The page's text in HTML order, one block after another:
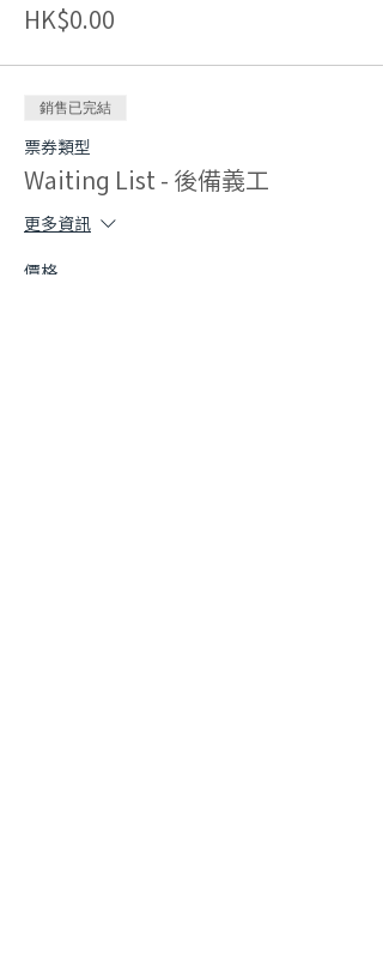
HK$0.00
銷售已完結
票券類型
Waiting List - 後備義工
更多資訊
價格